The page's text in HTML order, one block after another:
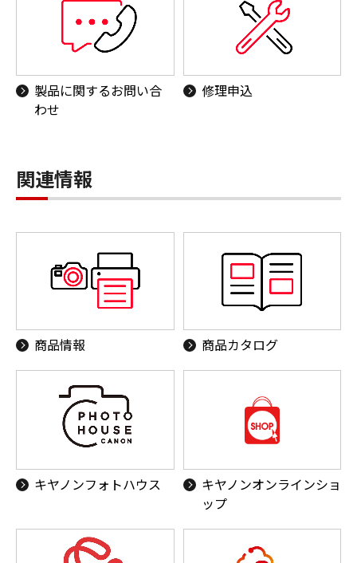
製品に関するお問い合
わせ
修理申込
関連情報
商品情報 商品カタログ
キヤノンフォトハウス
キヤノンオンラインショ
ップ